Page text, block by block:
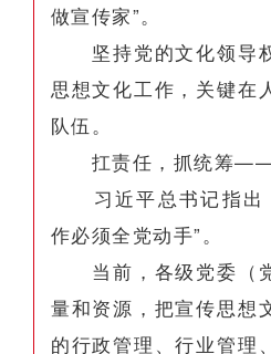
做宣传家”。
坚持党的文化领导
思想文化工作，关键在
队伍。
扛责任，抓统筹
习近平总书记指出
作必须全党动手”。
当前，各级党委（
量和资源，把宣传思想
的行政管理、行业管理